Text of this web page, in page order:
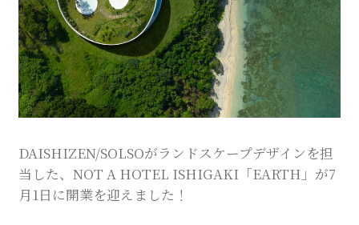
INSTAGRAM
© DAISHIZEN INC. All rights reserved.
DAISHIZEN/SOLSOがランドスケープデザインを担
当した、NOT A HOTEL ISHIGAKI「EARTH」が7
月1日に開業を迎えました！